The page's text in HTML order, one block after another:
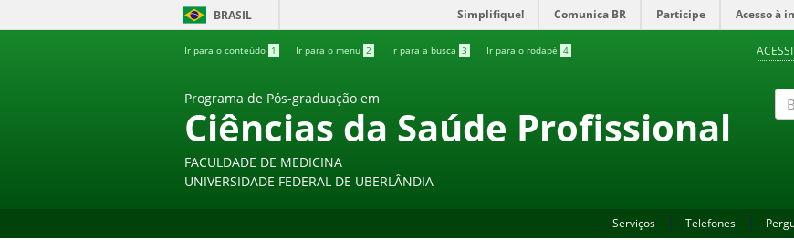
BRASIL Simplifique! Comunica BR Participe Acesso à
Ir para o conteúdo 1 Ir para o menu 2 Ir para a busca 3 Ir para o rodapé 4
Programa de Pós-graduação em
Ciências da Saúde Profissional
FACULDADE DE MEDICINA
UNIVERSIDADE FEDERAL DE UBERLÂNDIA
Serviços Telefones